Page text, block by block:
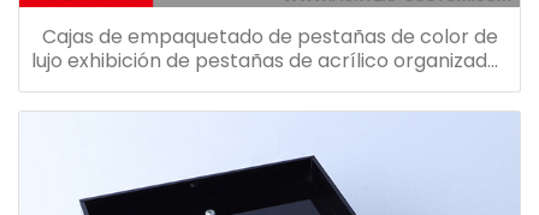
Cajas de empaquetado de pestañas de color de
lujo exhibición de pestañas de acrílico organizador
de extensión de pestañas